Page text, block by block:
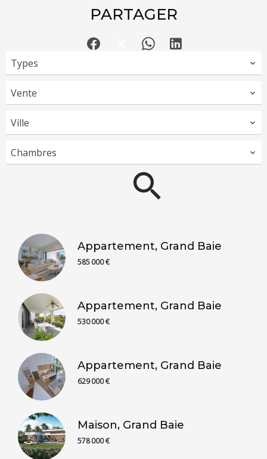
PARTAGER
Types
Vente
Ville
Chambres
Appartement, Grand Baie
585 000 €
Appartement, Grand Baie
530 000 €
Appartement, Grand Baie
629 000 €
Maison, Grand Baie
578 000 €